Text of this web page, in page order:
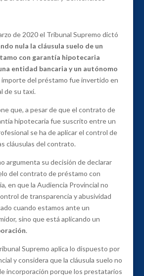
de 2020 el Tribunal Supremo dictó
nula la cláusula suelo de un
con garantía hipotecaria
entidad bancaria y un autónomo
importe del préstamo fue invertido en
de su taxi.
que, a pesar de que el contrato de
hipotecaria fue suscrito entre un
se ha de aplicar el control de
cláusulas del contrato.
argumenta su decisión de declarar
del contrato de préstamo con
en que la Audiencia Provincial no
de transparencia y abusividad
cuando estamos ante un
sino que está aplicando un
.
Supremo aplica lo dispuesto por
y considera que la cláusula suelo no
incorporación porque los prestatarios